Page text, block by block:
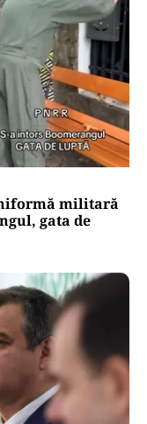
militară
gata de